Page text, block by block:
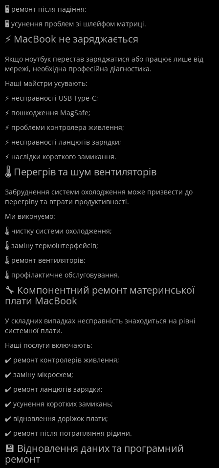
🖥️ ремонт після падіння;
🖥️ усунення проблем зі шлейфом матриці.
⚡ MacBook не заряджається
Якщо ноутбук перестав заряджатися або працює лише від
мережі, необхідна професійна діагностика.
Наші майстри усувають:
⚡ несправності USB Type-C;
⚡ пошкодження MagSafe;
⚡ проблеми контролера живлення;
⚡ несправності ланцюгів зарядки;
⚡ наслідки короткого замикання.
🌡️ Перегрів та шум вентиляторів
Забруднення системи охолодження може призвести до
перегріву та втрати продуктивності.
Ми виконуємо:
🌡️ чистку системи охолодження;
🌡️ заміну термоінтерфейсів;
🌡️ ремонт вентиляторів;
🌡️ профілактичне обслуговування.
🔧 Компонентний ремонт материнської
плати MacBook
У складних випадках несправність знаходиться на рівні
системної плати.
Наші послуги включають:
✔️ ремонт контролерів живлення;
✔️ заміну мікросхем;
✔️ ремонт ланцюгів зарядки;
✔️ усунення коротких замикань;
✔️ відновлення доріжок плати;
✔️ ремонт після потрапляння рідини.
💾 Відновлення даних та програмний
ремонт